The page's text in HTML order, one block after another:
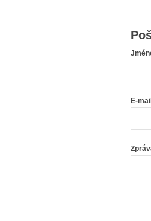
E-mail